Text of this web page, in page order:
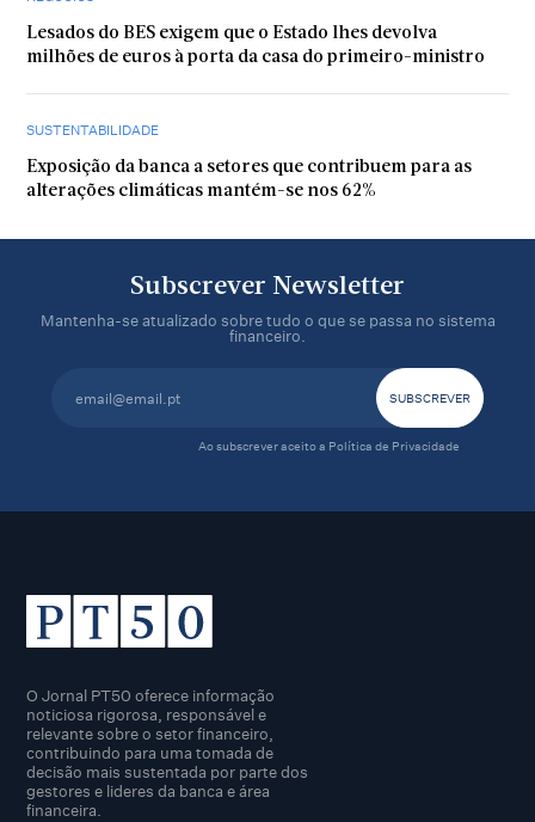
Lesados do BES exigem que o Estado lhes devolva
milhões de euros à porta da casa do primeiro-ministro
SUSTENTABILIDADE
Exposição da banca a setores que contribuem para as
alterações climáticas mantém-se nos 62%
Subscrever Newsletter
Mantenha-se atualizado sobre tudo o que se passa no sistema
financeiro.
Ao subscrever aceito a Política de Privacidade
O Jornal PT50 oferece informação
noticiosa rigorosa, responsável e
relevante sobre o setor financeiro,
contribuindo para uma tomada de
decisão mais sustentada por parte dos
gestores e lideres da banca e área
financeira.